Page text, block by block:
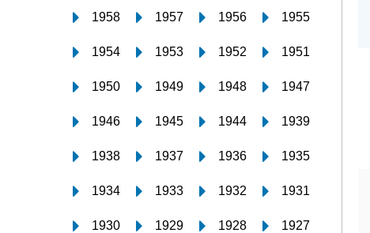
1958 1957 1956 1955
1954 1953 1952 1951
1950 1949 1948 1947
1946 1945 1944 1939
1938 1937 1936 1935
1934 1933 1932 1931
1930 1929 1928 1927